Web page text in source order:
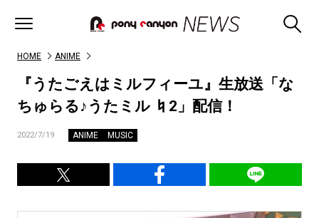
HOME ANIME
『うたごえはミルフィーユ』生放送「な
ちゅらる♪うたミル ♮2」配信！
2022/7/19 ANIME MUSIC